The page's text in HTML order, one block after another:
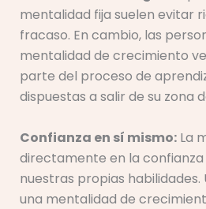
mentalidad fija suelen evitar
fracaso. En cambio, las
mentalidad de crecimiento
parte del proceso de
dispuestas a salir de su zona
Confianza en sí mismo:La
directamente en la
nuestras propias habilidades.
una mentalidad de